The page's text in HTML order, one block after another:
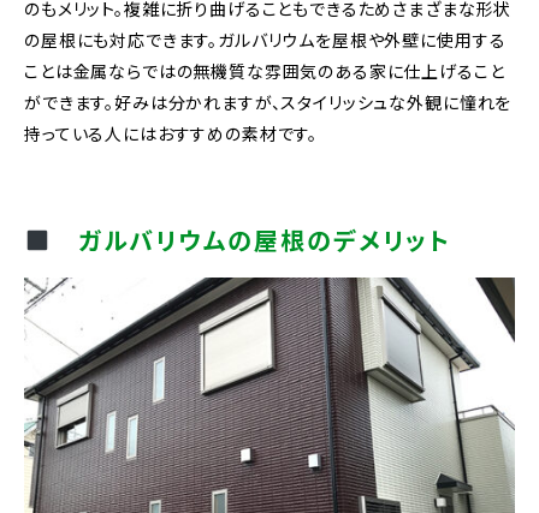
のもメリット。複雑に折り曲げることもできるためさまざまな形状
の屋根にも対応できます。ガルバリウムを屋根や外壁に使用する
ことは金属ならではの無機質な雰囲気のある家に仕上げること
ができます。好みは分かれますが、スタイリッシュな外観に憧れを
持っている人にはおすすめの素材です。
ガルバリウムの屋根のデメリット